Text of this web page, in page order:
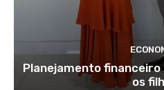
Planejamento
os